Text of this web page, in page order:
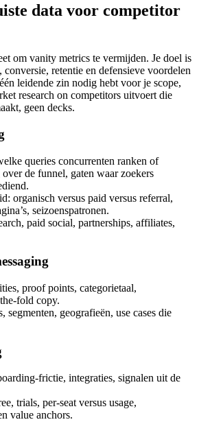
data voor competitor
om vanity metrics te vermijden. Je doel is
retentie en defensieve voordelen
leidende zin nodig hebt voor je scope,
research on competitors uitvoert die
geen decks.
queries concurrenten ranken of
de funnel, gaten waar zoekers
organisch versus paid versus referral,
seizoenspatronen.
paid social, partnerships, affiliates,
proof points, categorietaal,
fold copy.
segmenten, geografieën, use cases die
frictie, integraties, signalen uit de
trials, per-seat versus usage,
value anchors.